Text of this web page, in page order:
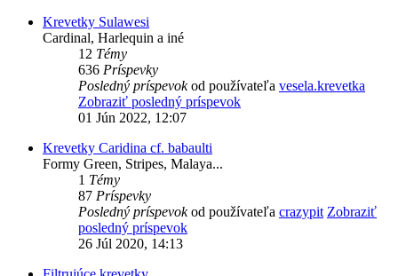
Krevetky Sulawesi
Cardinal, Harlequin a iné
12 Témy
636 Príspevky
Posledný príspevokod používateľa vesela.krevetka
Zobraziť posledný príspevok
01 Jún 2022, 12:07
Krevetky Caridina cf. babaulti
Formy Green, Stripes, Malaya...
1 Témy
87 Príspevky
Posledný príspevokod používateľa crazypit Zobraziť
posledný príspevok
26 Júl 2020, 14:13